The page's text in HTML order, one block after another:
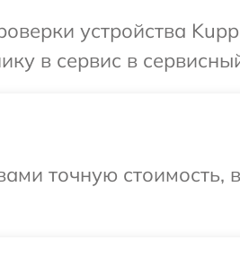
устройства
в сервис в
точную стоимость,